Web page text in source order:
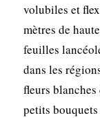
volubiles et
mètres de
feuilles
dans les
fleurs
petits